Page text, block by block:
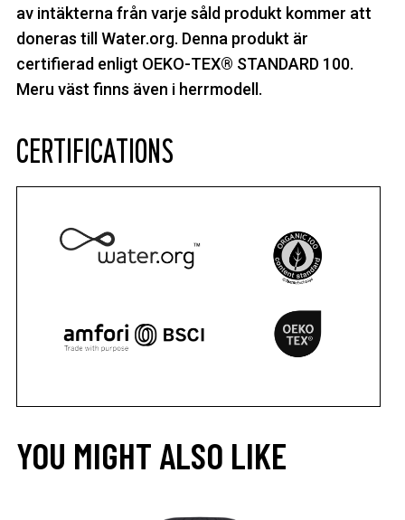
av intäkterna från varje såld produkt kommer att
doneras till Water.org. Denna produkt är
certifierad enligt OEKO-TEX® STANDARD 100.
Meru väst finns även i herrmodell.
CERTIFICATIONS
YOU MIGHT ALSO LIKE